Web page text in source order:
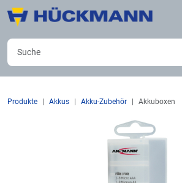
Produkte Akkus Akku-Zubehör Akkuboxen